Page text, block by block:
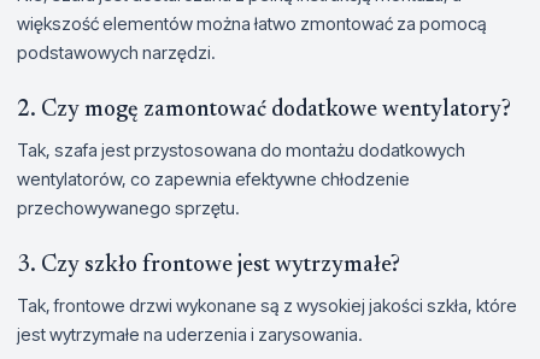
większość elementów można łatwo zmontować za pomocą
podstawowych narzędzi.
2. Czy mogę zamontować dodatkowe wentylatory?
Tak, szafa jest przystosowana do montażu dodatkowych
wentylatorów, co zapewnia efektywne chłodzenie
przechowywanego sprzętu.
3. Czy szkło frontowe jest wytrzymałe?
Tak, frontowe drzwi wykonane są z wysokiej jakości szkła, które
jest wytrzymałe na uderzenia i zarysowania.